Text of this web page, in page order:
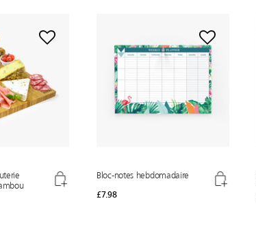
Bloc-notes hebdomadaire
£7.98